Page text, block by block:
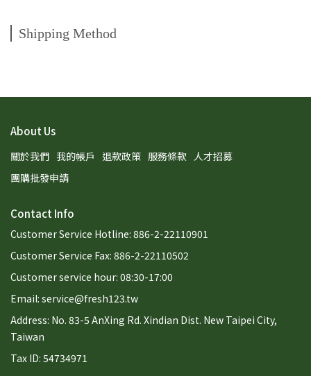
Shipping Method
About Us
關於我們 我的帳戶 退款政策 服務條款 人才招募
團購批發申請
Contact Info
Customer Service Hotline: 886-2-22110901
Customer Service Fax: 886-2-22110502
Customer service hour: 08:30-17:00
Email: service@fresh123.tw
Address: No. 83-5 AnXing Rd. Xindian Dist. New Taipei City,
Taiwan
Tax ID: 54734971